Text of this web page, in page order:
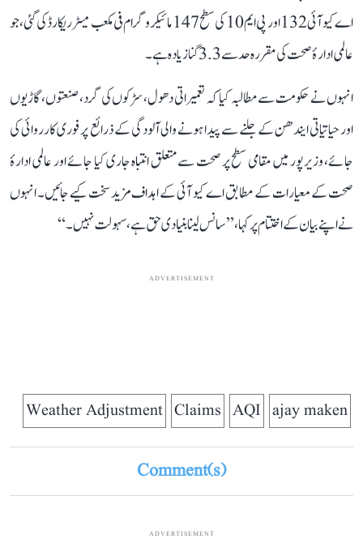
اے کیو آئی 132 اور پی ایم 10 کی سطح 147 مائیکروگرام فی مکعب میٹر ریکارڈ کی گئی، جو
عالمی ادارۂ صحت کی مقررہ حد سے 3.3 گنا زیادہ ہے۔
انہوں نے حکومت سے مطالبہ کیا کہ تعمیراتی دھول، سڑکوں کی گرد، صنعتوں، گاڑیوں
اور حیاتیاتی ایندھن کے جلنے سے پیدا ہونے والی آلودگی کے ذرائع پر فوری کارروائی کی
جائے، وزیرپور میں مقامی سطح پر صحت سے متعلق انتباہ جاری کیا جائے اور عالمی ادارۂ
صحت کے معیارات کے مطابق اے کیو آئی کے اہداف مزید سخت کیے جائیں۔ انہوں
نے اپنے بیان کے اختتام پر کہا، ’’سانس لینا بنیادی حق ہے، سہولت نہیں۔‘‘
ADVERTISEMENT
ajay maken
AQI
Claims
Weather Adjustment
Comment(s)
ADVERTISEMENT